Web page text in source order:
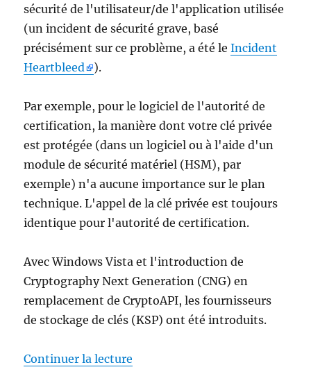
sécurité de l'utilisateur/de l'application utilisée
(un incident de sécurité grave, basé
précisément sur ce problème, a été leIncident
Heartbleed
).
Par exemple, pour le logiciel de l'autorité de
certification, la manière dont votre clé privée
est protégée (dans un logiciel ou à l'aide d'un
module de sécurité matériel (HSM), par
exemple) n'a aucune importance sur le plan
technique. L'appel de la clé privée est toujours
identique pour l'autorité de certification.
Avec Windows Vista et l'introduction de
Cryptography Next Generation (CNG) en
remplacement de CryptoAPI, les fournisseurs
de stockage de clés (KSP) ont été introduits.
Continuer la lecture